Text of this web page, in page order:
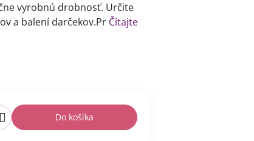
vyrobnú drobnosť. Určite
a balení darčekov.Pr Čítajte
Do košíka